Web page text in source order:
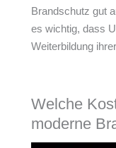
Brandschutz gut
es wichtig, dass
Weiterbildung
Welche
moderne